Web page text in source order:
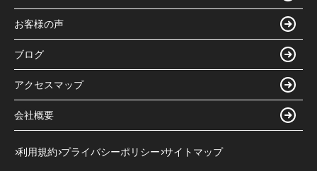
お客様の声
ブログ
アクセスマップ
会社概要
利用規約 プライバシーポリシー サイトマップ